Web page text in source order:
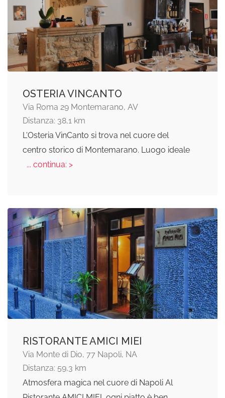
OSTERIA VINCANTO
Via Roma 29 Montemarano, AV
Distanza: 38,1 km
L'Osteria VinCanto si trova nel cuore del
centro storico di Montemarano. Luogo ideale
... continua: >
RISTORANTE AMICI MIEI
Via Monte di Dio, 77 Napoli, NA
Distanza: 59,3 km
Atmosfera magica nel cuore di Napoli Al